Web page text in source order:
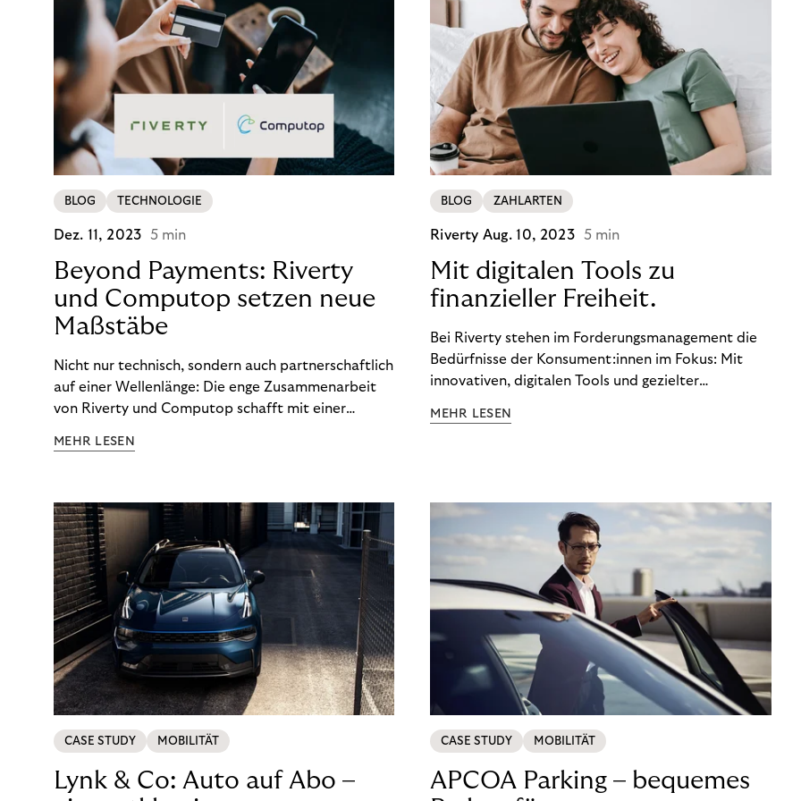
BLOG TECHNOLOGIE
Dez. 11, 2023 5 min
Beyond Payments: Riverty
und Computop setzen neue
Maßstäbe
Nicht nur technisch, sondern auch partnerschaftlich
auf einer Wellenlänge: Die enge Zusammenarbeit
von Riverty und Computop schafft mit einer
Zahlungsabwicklung echte Mehrwerte für Händler.
MEHR LESEN
BLOG ZAHLARTEN
Riverty Aug. 10, 2023 5 min
Mit digitalen Tools zu
finanzieller Freiheit.
Bei Riverty stehen im Forderungsmanagement die
Bedürfnisse der Konsument:innen im Fokus: Mit
innovativen, digitalen Tools und gezielter
ein Leben in finanzieller Freiheit zu führen. So
MEHR LESEN
CASE STUDY MOBILITÄT
Lynk & Co: Auto auf Abo –
CASE STUDY MOBILITÄT
APCOA Parking – bequemes